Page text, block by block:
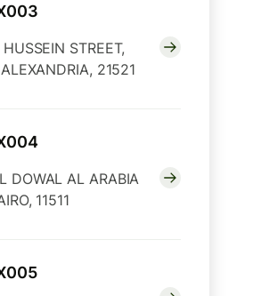
STREET,
21521
DOWAL AL ARABIA
11511